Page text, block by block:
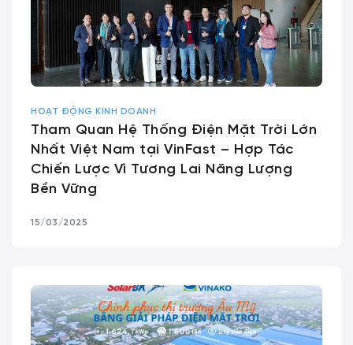
HOẠT ĐỘNG KINH DOANH
Tham Quan Hệ Thống Điện Mặt Trời Lớn
Nhất Việt Nam tại VinFast – Hợp Tác
Chiến Lược Vì Tương Lai Năng Lượng
Bền Vững
15/03/2025